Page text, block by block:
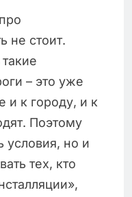
не стоит.
– это уже
и к городу, и к
Поэтому
условия, но и
тех, кто